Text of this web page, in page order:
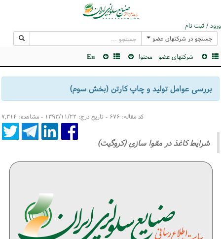
ورود / ثبت نام
جستجو در شرکتهای عضو
شرکتهای عضو محتوا En
بررسی عوامل تولید و چاپ کارتن (بخش سوم)
کد مقاله: ۶۷۶ - تاریخ درج: ۱۳۹۳/۱۱/۲۲ - مشاهده: ۷,۳۱۴
شرایط کاغذ در مقوا سازی (کروگیت)